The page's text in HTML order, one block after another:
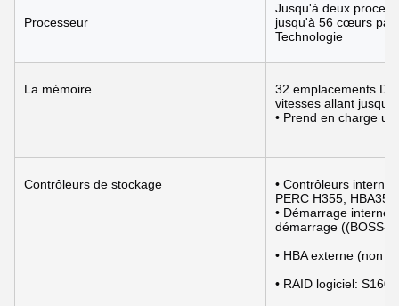
Processeur
Jusqu'à deux
jusqu'à 56 cœurs par
Technologie
La mémoire
32 emplacements
vitesses allant
• Prend en charge
Contrôleurs de stockage
• Contrôleurs
PERC H355,
• Démarrage
démarrage ((BOSS-
• HBA externe (non
• RAID logiciel: S160